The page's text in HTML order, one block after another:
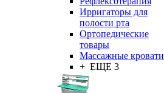
Ирригаторы для
полости рта
Ортопедические
товары
Массажные кровати
+ ЕЩЕ 3